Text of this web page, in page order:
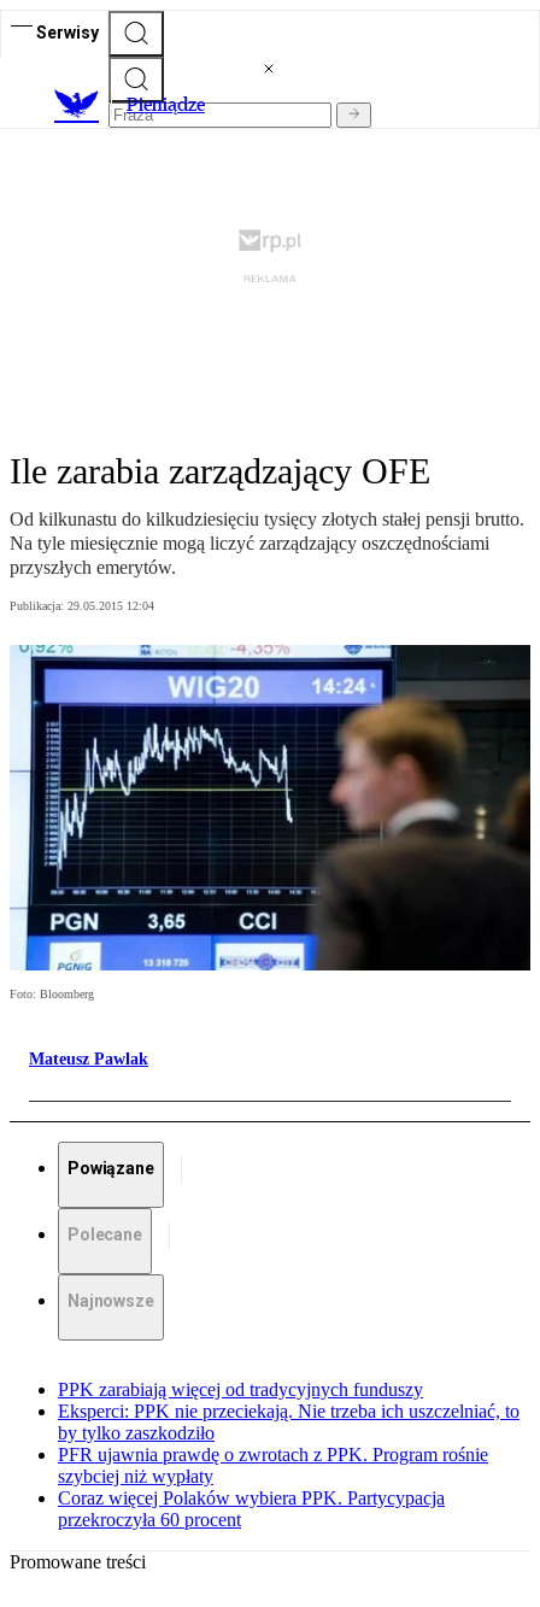
Serwisy
Pieniądze
Ile zarabia zarządzający OFE
Od kilkunastu do kilkudziesięciu tysięcy złotych stałej pensji brutto.
Na tyle miesięcznie mogą liczyć zarządzający oszczędnościami
przyszłych emerytów.
Publikacja: 29.05.2015 12:04
Foto: Bloomberg
Mateusz Pawlak
Powiązane
Polecane
Najnowsze
PPK zarabiają więcej od tradycyjnych funduszy
Eksperci: PPK nie przeciekają. Nie trzeba ich uszczelniać, to
by tylko zaszkodziło
PFR ujawnia prawdę o zwrotach z PPK. Program rośnie
szybciej niż wypłaty
Coraz więcej Polaków wybiera PPK. Partycypacja
przekroczyła 60 procent
Promowane treści